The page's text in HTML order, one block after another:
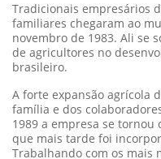
Tradicionais empresários
familiares chegaram ao
novembro de 1983. Ali se
de agricultores no
brasileiro.
A forte expansão agrícola
família e dos
1989 a empresa se tornou
que mais tarde foi
Trabalhando com os mais